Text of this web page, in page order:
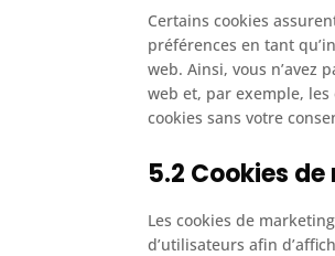
Certains cookies
préférences en tant
web. Ainsi, vous n’avez
web et, par exemple,
cookies sans votre
5.2 Cookies
Les cookies de
d’utilisateurs afin